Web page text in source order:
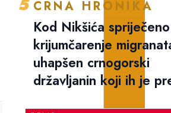
5 CRNA HRONIKA
Kod Nikšića spriječeno
krijumčarenje
uhapšen crnogorski
državljanin koji ih je